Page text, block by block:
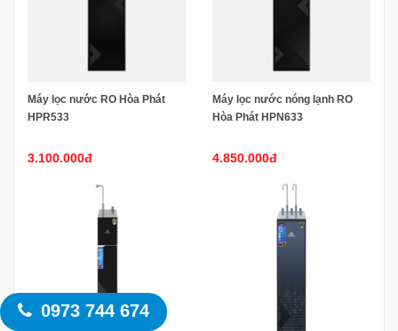
Máy lọc nước RO Hòa Phát
HPR533
3.100.000đ
Máy lọc nước nóng lạnh RO
Hòa Phát HPN633
4.850.000đ
0973 744 674